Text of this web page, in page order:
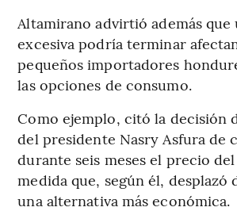
Altamirano advirtió además
excesiva podría terminar
pequeños importadores
las opciones de consumo.
Como ejemplo, citó la decisión
del presidente Nasry Asfura de
durante seis meses el precio
medida que, según él, desplazó
una alternativa más económica.